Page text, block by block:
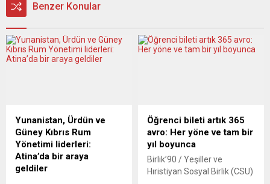
Benzer Konular
Yunanistan, Ürdün ve
Güney Kıbrıs Rum
Yönetimi liderleri:
Atina’da bir araya
geldiler
Öğrenci bileti artık 365
avro: Her yöne ve tam bir
yıl boyunca
Birlik’90 / Yeşiller ve
Hıristiyan Sosyal Birlik (CSU)